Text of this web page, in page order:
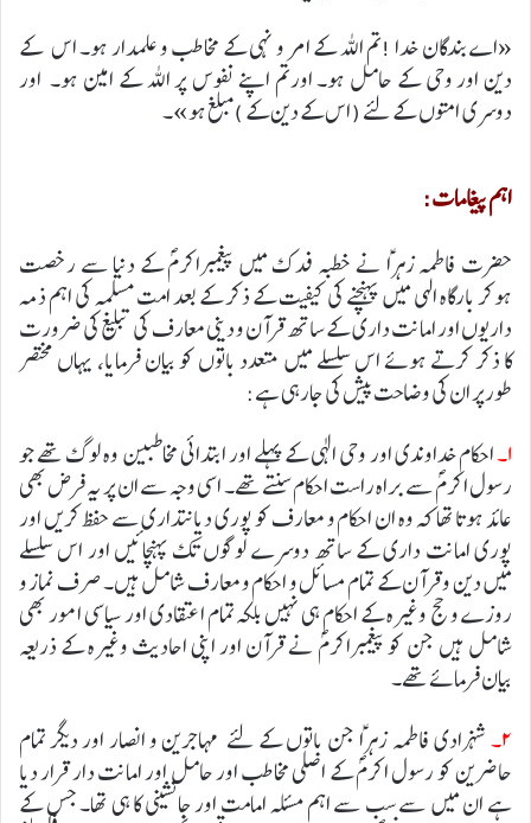
«اے بندگان خدا !تم اللہ کے امر و نہی کے مخاطب و علمدار ہو۔ اس کے
دین اور وحی کے حامل ہو۔ اورتم اپنے نفوس پر اللہ کے امین ہو۔ اور
دوسری امتوں کے لئے ( اس کے دین کے )مبلغ ہو »۔
اہم پیغامات:
حضرت فاطمہ زہراؑ نے خطبہ فدک میں پیغمبراکرمؐ کے دنیا سے رخصت
ہوکر بارگاہ الہی میں پہنچنے کی کیفیت کے ذکر کے بعد امت مسلمہ کی اہم ذمہ
داریوں اور امانت داری کے ساتھ قرآن و دینی معارف کی تبلیغ کی ضرورت
کا ذکر کرتے ہوئے اس سلسلے میں متعدد باتوں کو بیان فرمایا، یہاں مختصر
طورپر ان کی وضاحت پیش کی جارہی ہے:
۱۔ احکام خداوندی اور وحی الٰہی کے پہلے اور ابتدائی مخاطبین وہ لوگ تھے جو
رسول اکرمؐ سے براہ راست احکام سنتے تھے۔ اسی وجہ سے ان پر یہ فرض بھی
عائد ہوتا تھا کہ وہ ان احکام و معارف کو پوری دیانتداری سے حفظ کریں اور
پوری امانت داری کے ساتھ دوسرے لوگوں تک پہنچائیں اور اس سلسلے
میں دین و قرآن کے تمام مسائل و احکام و معارف شامل ہیں۔ صرف نماز و
روزے و حج وغیرہ کے احکام ہی نہیں بلکہ تمام اعتقادی اور سیاسی امور بھی
شامل ہیں جن کو پیغمبراکرمؐ نے قرآن اور اپنی احادیث وغیرہ کے ذریعہ
بیان فرمائے تھے۔
۲۔ شہزادی فاطمہ زہراؑ جن باتوں کے لئے مہاجرین و انصار اور دیگر تمام
حاضرین کو رسول اکرمؐ کے اصلی مخاطب اور حامل اور امانت دار قرار دیا
ہے ان میں سے سب سے اہم مسئلہ امامت اور جانشینی کا ہی تھا۔ جس کے